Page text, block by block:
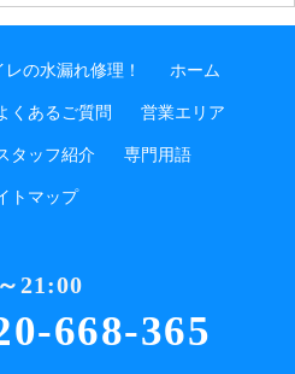
の水漏れ修理！ ホーム
くあるご質問 営業エリア
タッフ紹介 専門用語
トマップ
668-365
21:00